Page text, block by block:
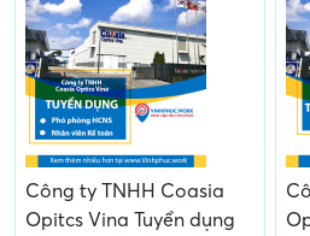
Công ty TNHH Coasia
Opitcs Vina Tuyển dụng